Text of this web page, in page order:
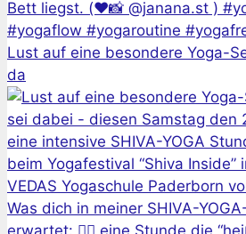
Lust auf eine besondere Yoga-
da